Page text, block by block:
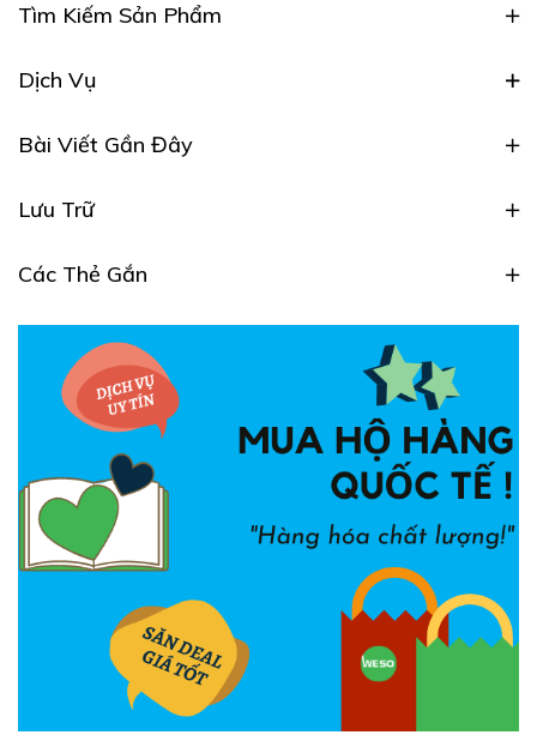
Tìm Kiếm Sản Phẩm
Dịch Vụ
Bài Viết Gần Đây
Lưu Trữ
Các Thẻ Gắn